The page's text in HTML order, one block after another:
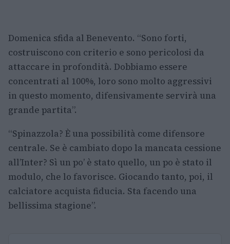
Domenica sfida al Benevento. “Sono forti,
costruiscono con criterio e sono pericolosi da
attaccare in profondità. Dobbiamo essere
concentrati al 100%, loro sono molto aggressivi
in questo momento, difensivamente servirà una
grande partita”.
“Spinazzola? È una possibilità come difensore
centrale. Se è cambiato dopo la mancata cessione
all’Inter? Sì un po’ è stato quello, un po è stato il
modulo, che lo favorisce. Giocando tanto, poi, il
calciatore acquista fiducia. Sta facendo una
bellissima stagione”.